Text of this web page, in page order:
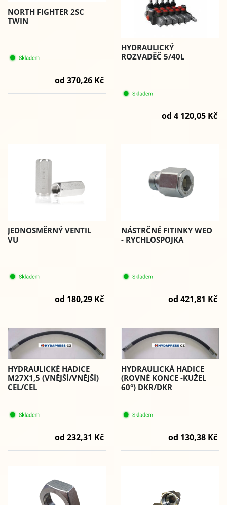
NORTH FIGHTER 2SC
TWIN
od 370,26 Kč
HYDRAULICKÝ
ROZVADĚČ 5/40L
od 4 120,05 Kč
JEDNOSMĚRNÝ VENTIL
VU
od 180,29 Kč
NÁSTRČNÉ FITINKY WEO
- RYCHLOSPOJKA
od 421,81 Kč
HYDRAULICKÉ HADICE
M27X1,5 (VNĚJŠÍ/VNĚJŠÍ)
CEL/CEL
od 232,31 Kč
HYDRAULICKÁ HADICE
(ROVNÉ KONCE -KUŽEL
60°) DKR/DKR
od 130,38 Kč